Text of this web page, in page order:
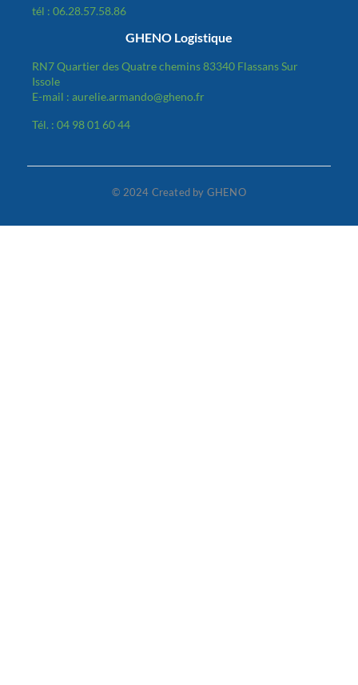
tél : 06.28.57.58.86
GHENO Logistique
RN7 Quartier des Quatre chemins 83340 Flassans Sur
Issole
E-mail : aurelie.armando@gheno.fr
Tél. : 04 98 01 60 44
© 2024 Created by GHENO